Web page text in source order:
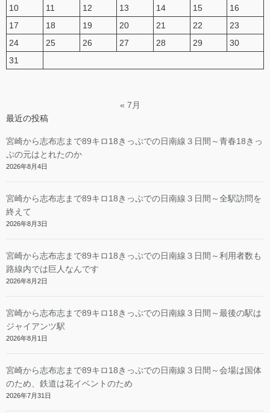
10 11 12 13 14 15
16
17
18 19 20 21 22
23
24
25 26 27 28 29
30
31
« 7月
最近の投稿
宮崎から志布志まで89キロ18きっぷでの日南線３日間～青春18きっ
ぷの元はとれたのか
2026年8月4日
宮崎から志布志まで89キロ18きっぷでの日南線３日間～全駅訪問を
終えて
2026年8月3日
宮崎から志布志まで89キロ18きっぷでの日南線３日間～利用者数も
路線内では巨人なんです
2026年8月2日
宮崎から志布志まで89キロ18きっぷでの日南線３日間～最後の駅は
ジャイアンツ駅
2026年8月1日
宮崎から志布志まで89キロ18きっぷでの日南線３日間～会場は国体
のため、鉄道は花イベントのため
2026年7月31日